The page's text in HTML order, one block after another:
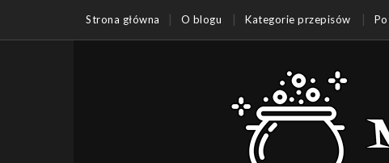
Strona główna O blogu Kategorie przepisów